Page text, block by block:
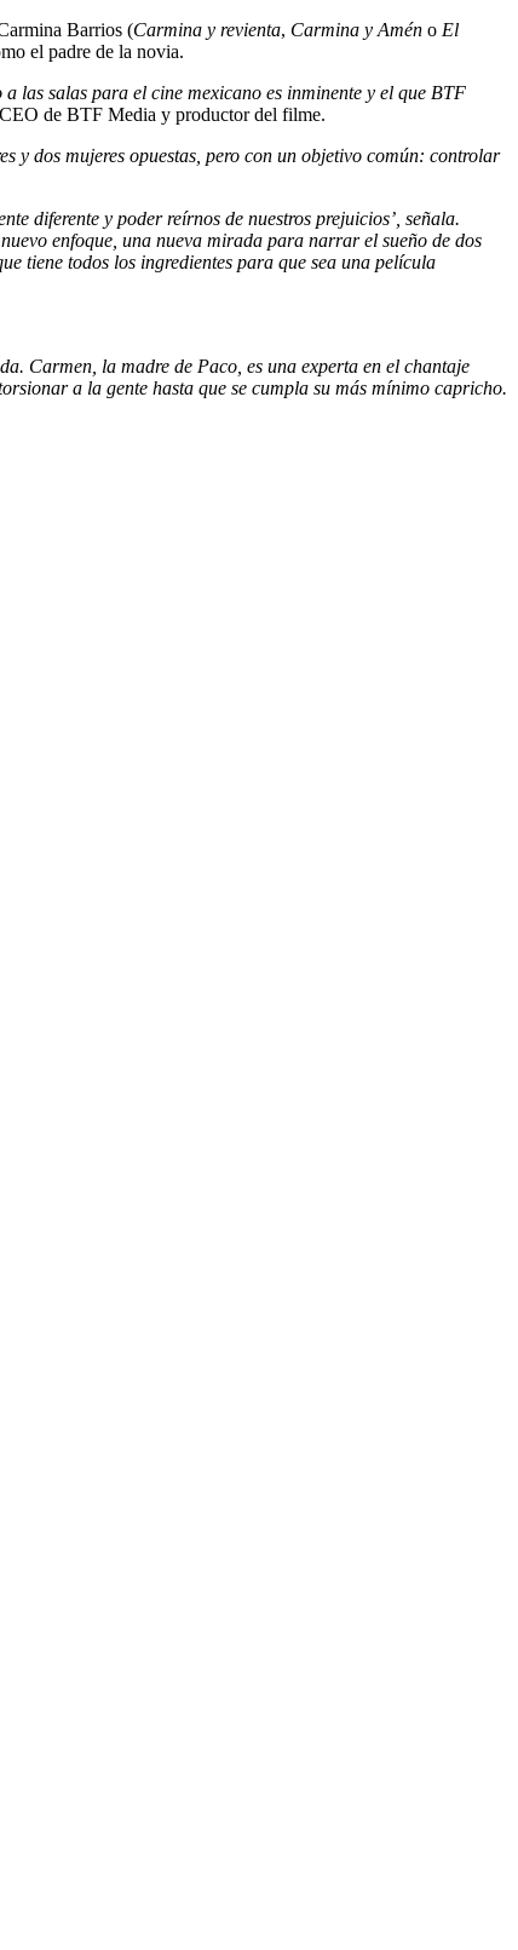
Barrios (Carmina y revienta, Carmina y Amén o El
el padre de la novia.
las salas para el cine mexicano es inminente y el que BTF
de BTF Media y productor del filme.
y dos mujeres opuestas, pero con un objetivo común: controlar
diferente y poder reírnos de nuestros prejuicios’, señala.
enfoque, una nueva mirada para narrar el sueño de dos
tiene todos los ingredientes para que sea una película
Carmen, la madre de Paco, es una experta en el chantaje
a la gente hasta que se cumpla su más mínimo capricho.